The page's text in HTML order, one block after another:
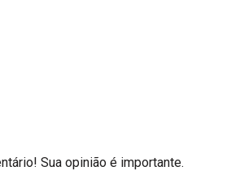
Sua opinião é importante.